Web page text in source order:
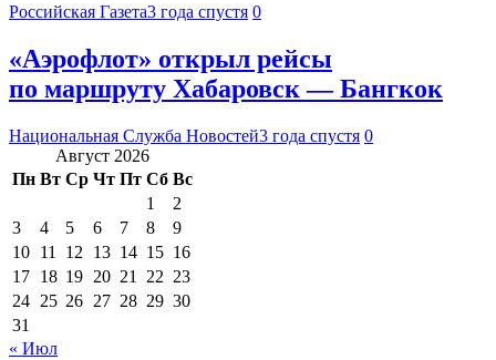
Российская Газета3 года спустя 0
«Аэрофлот» открыл рейсы
по маршруту Хабаровск — Бангкок
Национальная Служба Новостей3 года спустя 0
Август 2026
Пн Вт Ср Чт Пт Сб Вс
1
2
3
4 5 6 7 8
9
10 11 12 13 14 15 16
17 18 19 20 21 22 23
24 25 26 27 28 29 30
31
« Июл